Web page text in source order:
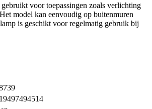
voor toepassingen zoals verlichting
model kan eenvoudig op buitenmuren
is geschikt voor regelmatig gebruik bij